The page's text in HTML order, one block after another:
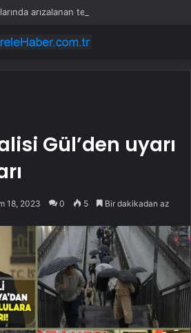
arızalanan tekne kurtarıldı
Gül’den uyarı
18, 2023 0 5 Bir dakikadan az